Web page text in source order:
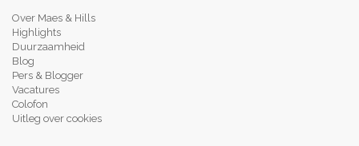
Over Maes & Hills
Highlights
Duurzaamheid
Blog
Pers & Blogger
Vacatures
Colofon
Uitleg over cookies